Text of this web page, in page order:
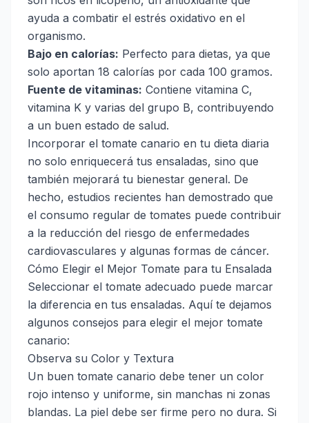
ayuda a combatir el estrés oxidativo en el
organismo.
Bajo en calorías: Perfecto para dietas, ya que
solo aportan 18 calorías por cada 100 gramos.
Fuente de vitaminas: Contiene vitamina C,
vitamina K y varias del grupo B, contribuyendo
a un buen estado de salud.
Incorporar el tomate canario en tu dieta diaria
no solo enriquecerá tus ensaladas, sino que
también mejorará tu bienestar general. De
hecho, estudios recientes han demostrado que
el consumo regular de tomates puede contribuir
a la reducción del riesgo de enfermedades
cardiovasculares y algunas formas de cáncer.
Cómo Elegir el Mejor Tomate para tu Ensalada
Seleccionar el tomate adecuado puede marcar
la diferencia en tus ensaladas. Aquí te dejamos
algunos consejos para elegir el mejor tomate
canario:
Observa su Color y Textura
Un buen tomate canario debe tener un color
rojo intenso y uniforme, sin manchas ni zonas
blandas. La piel debe ser firme pero no dura. Si